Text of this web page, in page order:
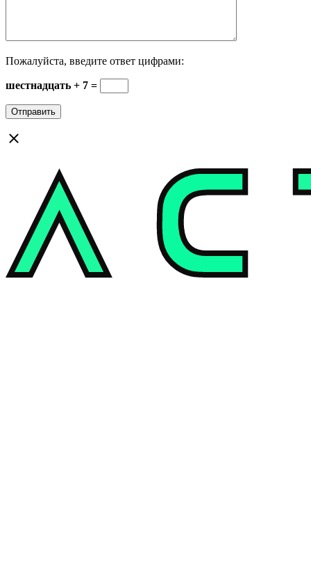
Пожалуйста, введите ответ цифрами:
шестнадцать + 7 =